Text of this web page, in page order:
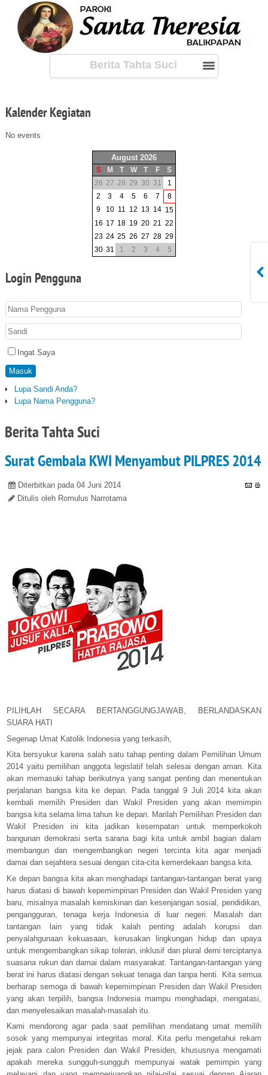
Berita Tahta Suci
KalenderKegiatan
No events
August 2026
S M T W T F
S
26 27 28 29 30 31
1
2
3 4 5 6 7
8
9
10 11 12 13 14 15
16 17 18 19 20 21 22
23 24 25 26 27 28 29
30 31 1 2 3 4 5
Login Pengguna
Ingat Saya
Masuk
Lupa Sandi Anda?
Lupa Nama Pengguna?
Berita Tahta Suci
Surat Gembala KWI Menyambut PILPRES 2014
Diterbitkan pada 04 Juni 2014
Ditulis oleh Romulus Narrotama
PILIHLAH SECARA BERTANGGUNGJAWAB, BERLANDASKAN
SUARA HATI
Segenap Umat Katolik Indonesia yang terkasih,
Kita bersyukur karena salah satu tahap penting dalam Pemilihan Umum
2014 yaitu pemilihan anggota legislatif telah selesai dengan aman. Kita
akan memasuki tahap berikutnya yang sangat penting dan menentukan
perjalanan bangsa kita ke depan. Pada tanggal 9 Juli 2014 kita akan
kembali memilih Presiden dan Wakil Presiden yang akan memimpin
bangsa kita selama lima tahun ke depan. Marilah Pemilihan Presiden dan
Wakil Presiden ini kita jadikan kesempatan untuk memperkokoh
bangunan demokrasi serta sarana bagi kita untuk ambil bagian dalam
membangun dan mengembangkan negeri tercinta kita agar menjadi
damai dan sejahtera sesuai dengan cita-cita kemerdekaan bangsa kita.
Ke depan bangsa kita akan menghadapi tantangan-tantangan berat yang
harus diatasi di bawah kepemimpinan Presiden dan Wakil Presiden yang
baru, misalnya masalah kemiskinan dan kesenjangan sosial, pendidikan,
pengangguran, tenaga kerja Indonesia di luar negeri. Masalah dan
tantangan lain yang tidak kalah penting adalah korupsi dan
penyalahgunaan kekuasaan, kerusakan lingkungan hidup dan upaya
untuk mengembangkan sikap toleran, inklusif dan plural demi terciptanya
suasana rukun dan damai dalam masyarakat. Tantangan-tantangan yang
berat ini harus diatasi dengan sekuat tenaga dan tanpa henti. Kita semua
berharap semoga di bawah kepemimpinan Presiden dan Wakil Presiden
yang akan terpilih, bangsa Indonesia mampu menghadapi, mengatasi,
dan menyelesaikan masalah-masalah itu.
Kami mendorong agar pada saat pemilihan mendatang umat memilih
sosok yang mempunyai integritas moral. Kita perlu mengetahui rekam
jejak para calon Presiden dan Wakil Presiden, khususnya mengamati
apakah mereka sungguh-sungguh mempunyai watak pemimpin yang